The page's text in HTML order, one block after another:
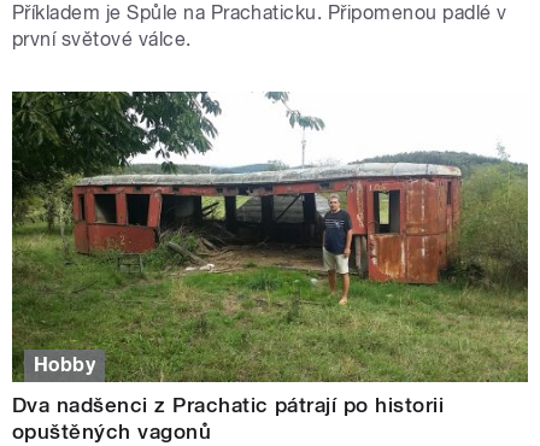
Příkladem je Spůle na Prachaticku. Připomenou padlé v
první světové válce.
Hobby
Dva nadšenci z Prachatic pátrají po historii
opuštěných vagonů